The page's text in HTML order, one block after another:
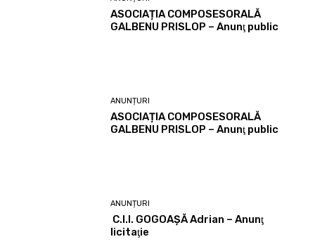
ASOCIAȚIA COMPOSESORALĂ
GALBENU PRISLOP – Anunţ public
ANUNȚURI
ASOCIAȚIA COMPOSESORALĂ
GALBENU PRISLOP – Anunţ public
ANUNȚURI
C.I.I. GOGOAŞĂ Adrian – Anunţ
licitaţie